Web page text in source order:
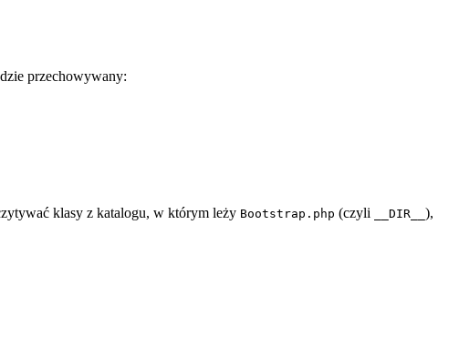
przechowywany:
klasy z katalogu, w którym leży Bootstrap.php (czyli __DIR__ ),